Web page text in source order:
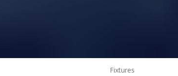
Fixtures